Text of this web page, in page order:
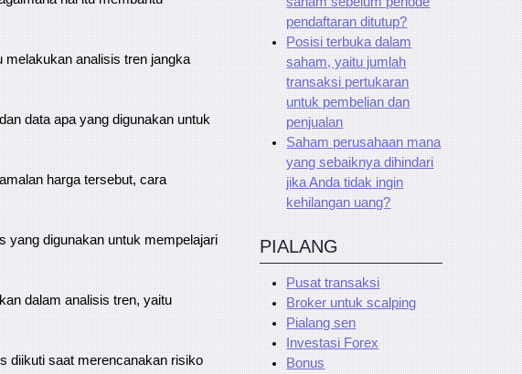
melakukan analisis tren jangka
data apa yang digunakan untuk
harga tersebut, cara
yang digunakan untuk mempelajari
dalam analisis tren, yaitu
diikuti saat merencanakan risiko
pendaftaran ditutup?
Posisi terbuka dalam
saham, yaitu jumlah
transaksi pertukaran
untuk pembelian dan
penjualan
Saham perusahaan mana
yang sebaiknya dihindari
jika Anda tidak ingin
kehilangan uang?
PIALANG
Pusat transaksi
Broker untuk scalping
Pialang sen
Investasi Forex
Bonus